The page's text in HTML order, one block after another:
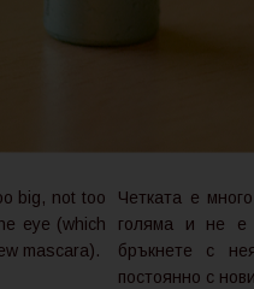
big, not too
eye (which
mascara).
Четката е
голяма и не е
бръкнете с
постоянно с